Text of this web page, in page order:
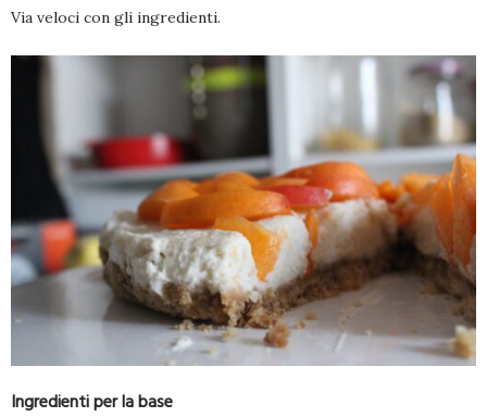
Via veloci con gli ingredienti.
Ingredienti per la base